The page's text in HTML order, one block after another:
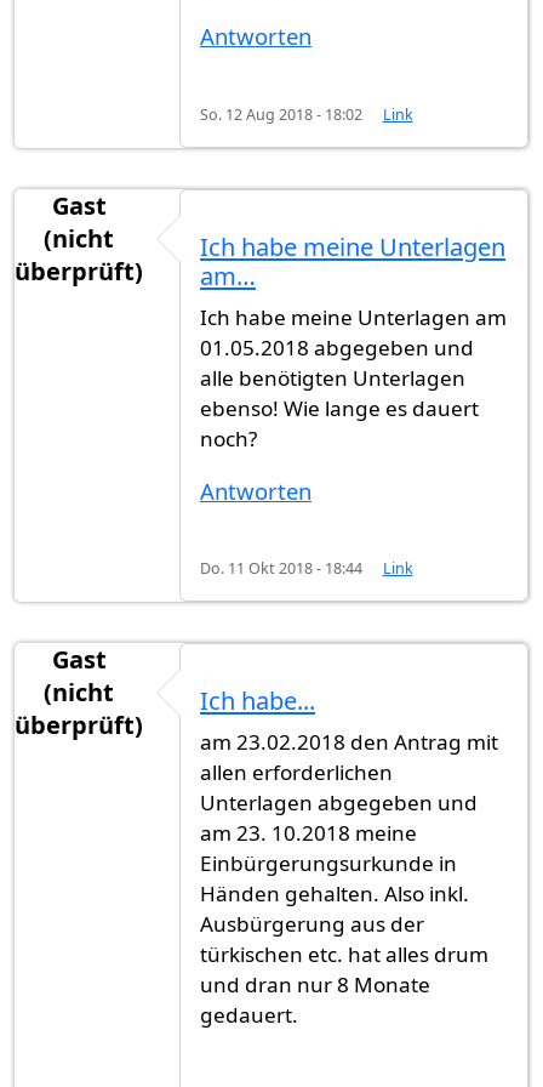
Antworten
So. 12 Aug 2018 - 18:02 Link
Gast
(nicht
überprüft)
Ich habe meine Unterlagen
am…
Ich habe meine Unterlagen am
01.05.2018 abgegeben und
alle benötigten Unterlagen
ebenso! Wie lange es dauert
noch?
Antworten
Do. 11 Okt 2018 - 18:44 Link
Gast
(nicht
überprüft)
Ich habe...
am 23.02.2018 den Antrag mit
allen erforderlichen
Unterlagen abgegeben und
am 23. 10.2018 meine
Einbürgerungsurkunde in
Händen gehalten. Also inkl.
Ausbürgerung aus der
türkischen etc. hat alles drum
und dran nur 8 Monate
gedauert.